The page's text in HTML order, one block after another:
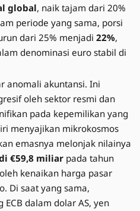
global, naik tajam dari 20%
periode yang sama, porsi
dari 25% menjadi 22%,
denominasi euro stabil di
anomali akuntansi. Ini
oleh sektor resmi dan
pada kepemilikan yang
menyajikan mikrokosmos
emasnya melonjak nilainya
€59,8 miliar pada tahun
kenaikan harga pasar
Di saat yang sama,
dalam dolar AS, yen